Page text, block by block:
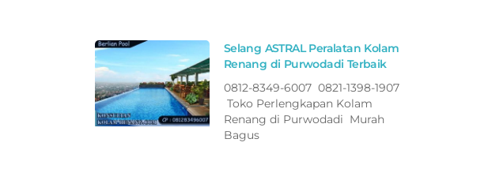
Selang ASTRAL Peralatan Kolam
Renang di Purwodadi Terbaik
0812-8349-6007 0821-1398-1907
Toko Perlengkapan Kolam
Renang di Purwodadi Murah
Bagus